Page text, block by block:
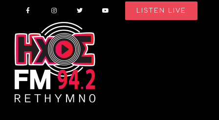
content
LISTEN LIVE